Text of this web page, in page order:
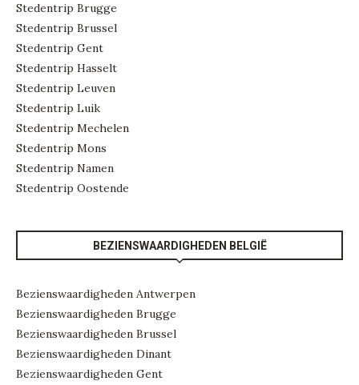
Stedentrip Brugge
Stedentrip Brussel
Stedentrip Gent
Stedentrip Hasselt
Stedentrip Leuven
Stedentrip Luik
Stedentrip Mechelen
Stedentrip Mons
Stedentrip Namen
Stedentrip Oostende
BEZIENSWAARDIGHEDEN BELGIË
Bezienswaardigheden Antwerpen
Bezienswaardigheden Brugge
Bezienswaardigheden Brussel
Bezienswaardigheden Dinant
Bezienswaardigheden Gent